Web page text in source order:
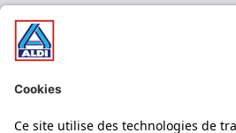
Nos bons plans
Nos rayons
Nos marques
Nos astuces